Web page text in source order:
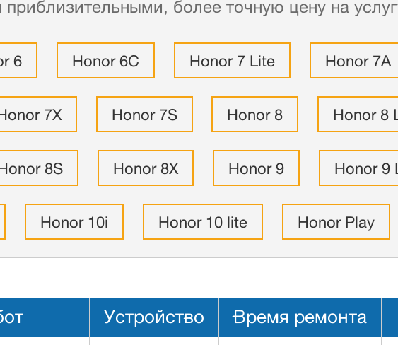
более точную цену на
6 Honor 6C Honor 7 Lite Honor 7A
7X Honor 7S Honor 8 Honor 8
8S Honor 8X Honor 9 Honor 9
Honor 10i Honor 10 lite Honor Play
Устройство Время ремонта